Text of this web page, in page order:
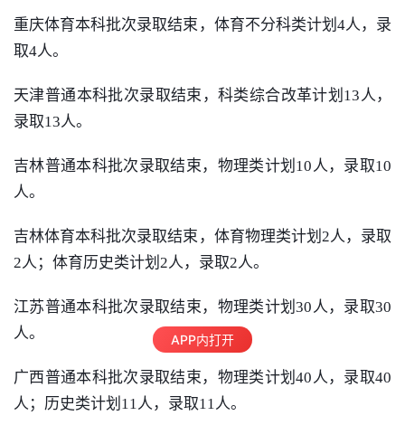
重庆体育本科批次录取结束，体育不分科类计划4人，录
取4人。
天津普通本科批次录取结束，科类综合改革计划13人，
录取13人。
吉林普通本科批次录取结束，物理类计划10人，录取10
人。
吉林体育本科批次录取结束，体育物理类计划2人，录取
2人；体育历史类计划2人，录取2人。
江苏普通本科批次录取结束，物理类计划30人，录取30
人。
广西普通本科批次录取结束，物理类计划40人，录取40
人；历史类计划11人，录取11人。
APP内打开